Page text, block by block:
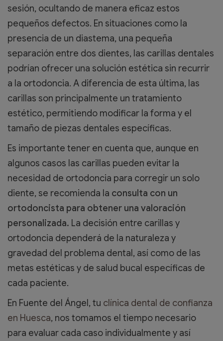
sesión, ocultando de manera eficaz estos
pequeños defectos. En situaciones como la
presencia de un diastema, una pequeña
separación entre dos dientes, las carillas dentales
podrían ofrecer una solución estética sin recurrir
a la ortodoncia. A diferencia de esta última, las
carillas son principalmente un tratamiento
estético, permitiendo modificar la forma y el
tamaño de piezas dentales específicas.
Es importante tener en cuenta que, aunque en
algunos casos las carillas pueden evitar la
necesidad de ortodoncia para corregir un solo
diente, se recomienda la consulta con un
ortodoncista para obtener una valoración
personalizada. La decisión entre carillas y
ortodoncia dependerá de la naturaleza y
gravedad del problema dental, así como de las
metas estéticas y de salud bucal específicas de
cada paciente.
En Fuente del Ángel, tu clínica dental de confianza
en Huesca, nos tomamos el tiempo necesario
para evaluar cada caso individualmente y así